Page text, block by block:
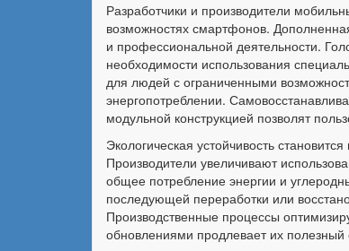
Разработчики и производители
возможностях смартфонов.
и профессиональной деятельности.
необходимости использования
для людей с ограниченными
энергопотреблении.
модульной конструкцией позволят
Экологическая устойчивость
Производители увеличивают
общее потребление энергии и
последующей переработки или
Производственные процессы
обновлениями продлевает их полезный